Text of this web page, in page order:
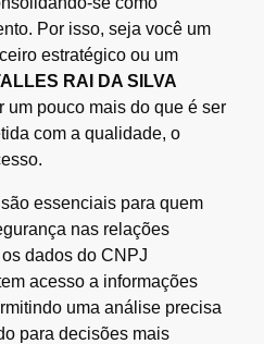
Por isso, seja você um
estratégico ou um
RAI DA SILVA
um pouco mais do que é ser
com a qualidade, o
essenciais para quem
nas relações
dados do CNPJ
acesso a informações
uma análise precisa
para decisões mais